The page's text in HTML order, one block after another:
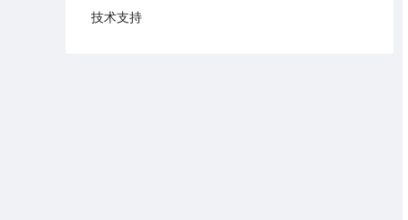
技术支持